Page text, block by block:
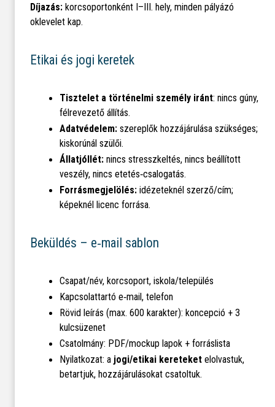
Díjazás:korcsoportonként I–III. hely, minden pályázó
oklevelet kap.
Etikai és jogi keretek
Tisztelet a történelmi személy iránt: nincs gúny,
félrevezető állítás.
Adatvédelem:szereplők hozzájárulása szükséges;
kiskorúnál szülői.
Állatjóllét:nincs stresszkeltés, nincs beállított
veszély, nincs etetés‑csalogatás.
Forrásmegjelölés:idézeteknél szerző/cím;
képeknél licenc forrása.
Beküldés – e‑mail sablon
Csapat/név, korcsoport, iskola/település
Kapcsolattartó e‑mail, telefon
Rövid leírás (max. 600 karakter): koncepció + 3
kulcsüzenet
Csatolmány: PDF/mockup lapok + forráslista
Nyilatkozat: a jogi/etikai kereteketelolvastuk,
betartjuk, hozzájárulásokat csatoltuk.